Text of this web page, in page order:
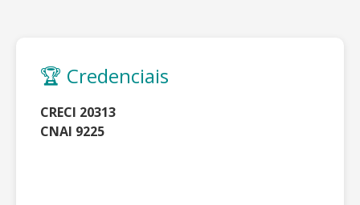
🏆 Credenciais
CRECI 20313
CNAI 9225